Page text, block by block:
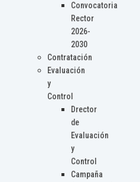
Convocatoria
Rector
2026-
2030
Contratación
Evaluación
y
Control
Drector
de
Evaluación
y
Control
Campaña